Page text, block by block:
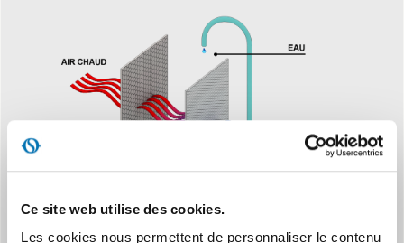
Ce site web utilise des cookies.
Les cookies nous permettent de personnaliser le contenu